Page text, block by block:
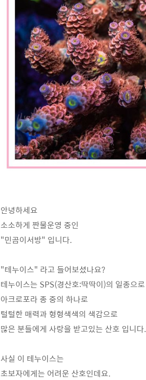
안녕하세요
소소하게 짠물운영 중인
"민곰이서방" 입니다.
"테누이스" 라고 들어보셨나요?
테누이스는 SPS(경산호:딱딱이)의 일종으로
아크로포라 종 중의 하나로
털털한 매력과 형형색색의 색감으로
많은 분들에게 사랑을 받고있는 산호 입니다.
사실 이 테누이스는
초보자에게는 어려운 산호인데요.